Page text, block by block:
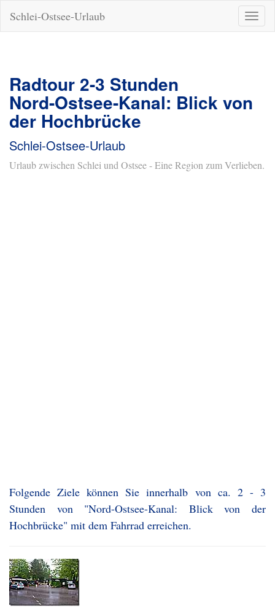
ein-/
Schlei-Ostsee-Urlaub
Radtour 2-3 Stunden
Nord-Ostsee-Kanal: Blick von
der Hochbrücke
Schlei-Ostsee-Urlaub
Urlaub zwischen Schlei und Ostsee - Eine Region zum Verlieben.
Folgende Ziele können Sie innerhalb von ca. 2 - 3
Stunden von "Nord-Ostsee-Kanal: Blick von der
Hochbrücke" mit dem Fahrrad erreichen.